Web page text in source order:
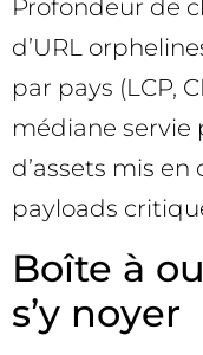
Profondeur de
d’URL
par pays (LCP,
médiane servie
d’assets mis
payloads
Boîte à
s’y noyer